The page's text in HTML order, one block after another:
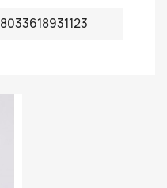
8033618931123